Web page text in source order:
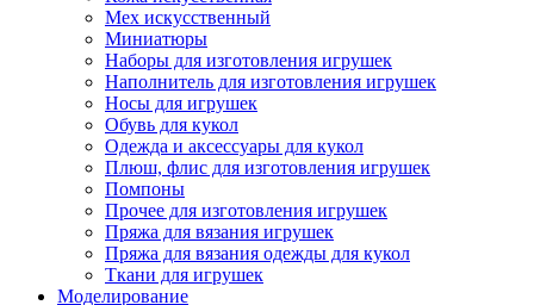
Мех искусственный
Миниатюры
Наборы для изготовления игрушек
Наполнитель для изготовления игрушек
Носы для игрушек
Обувь для кукол
Одежда и аксессуары для кукол
Плюш, флис для изготовления игрушек
Помпоны
Прочее для изготовления игрушек
Пряжа для вязания игрушек
Пряжа для вязания одежды для кукол
Ткани для игрушек
Моделирование